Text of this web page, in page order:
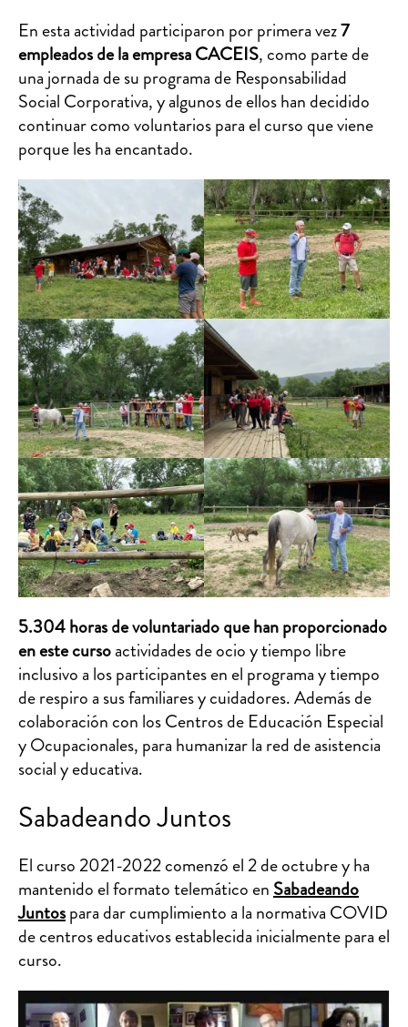
En esta actividad participaron por primera vez7
empleados de la empresaCACEIS, como parte de
una jornada de su programa de Responsabilidad
Social Corporativa, y algunos de ellos han decidido
continuar como voluntarios para el curso que viene
porque les ha encantado.
5.304 horas de voluntariado que han proporcionado
en este cursoactividades de ocio y tiempo libre
inclusivo a los participantes en el programa y tiempo
de respiro a sus familiares y cuidadores. Además de
colaboración con los Centros de Educación Especial
y Ocupacionales, para humanizar la red de asistencia
social y educativa.
Sabadeando Juntos
El curso 2021-2022 comenzó el 2 de octubre y ha
mantenido el formato telemático enSabadeando
Juntospara dar cumplimiento a la normativa COVID
de centros educativos establecida inicialmente para el
curso.